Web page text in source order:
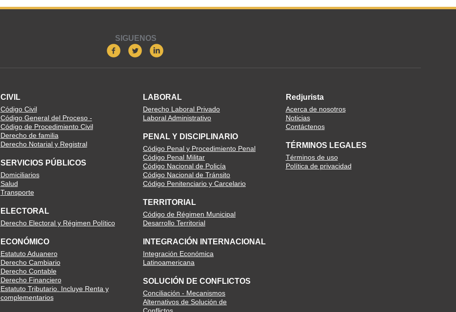
SIGUENOS
CIVIL
Código Civil
Código General del Proceso -
Código de Procedimiento Civil
Derecho de familia
Derecho Notarial y Registral
SERVICIOS PÚBLICOS
Domiciliarios
Salud
Transporte
ELECTORAL
Derecho Electoral y Régimen Político
ECONÓMICO
Estatuto Aduanero
Derecho Cambiario
Derecho Contable
Derecho Financiero
Estatuto Tributario. Incluye Renta y
complementarios
LABORAL
Derecho Laboral Privado
Laboral Administrativo
PENAL Y DISCIPLINARIO
Código Penal y Procedimiento Penal
Código Penal Militar
Código Nacional de Policía
Código Nacional de Tránsito
Código Penitenciario y Carcelario
TERRITORIAL
Código de Régimen Municipal
Desarrollo Territorial
INTEGRACIÓN INTERNACIONAL
Integración Económica
Latinoamericana
SOLUCIÓN DE CONFLICTOS
Conciliación - Mecanismos
Alternativos de Solución de
Redjurista
Acerca de nosotros
Noticias
Contáctenos
TÉRMINOS LEGALES
Términos de uso
Política de privacidad